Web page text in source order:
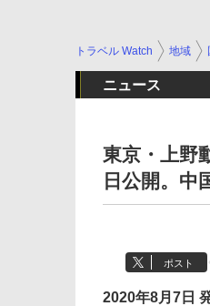
トラベル Watch 地域
ニュース
東京・上野
日公開。中
ポスト
2020年8月7日